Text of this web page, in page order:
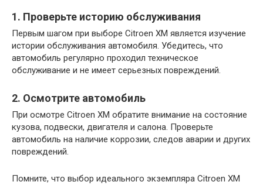
1. Проверьте историю обслуживания
Первым шагом при выборе Citroen XM является изучение
истории обслуживания автомобиля. Убедитесь, что
автомобиль регулярно проходил техническое
обслуживание и не имеет серьезных повреждений.
2. Осмотрите автомобиль
При осмотре Citroen XM обратите внимание на состояние
кузова, подвески, двигателя и салона. Проверьте
автомобиль на наличие коррозии, следов аварии и других
повреждений.
Помните, что выбор идеального экземпляра Citroen XM